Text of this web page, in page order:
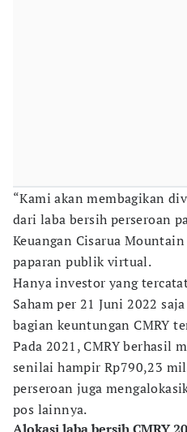
“Kami akan membagikan
dari laba bersih perseroan
Keuangan Cisarua
paparan publik virtual.
Hanya investor yang
Saham per 21 Juni 2022
bagian keuntungan CMRY
Pada 2021, CMRY berhasil
senilai hampir Rp790,23
perseroan juga
pos lainnya.